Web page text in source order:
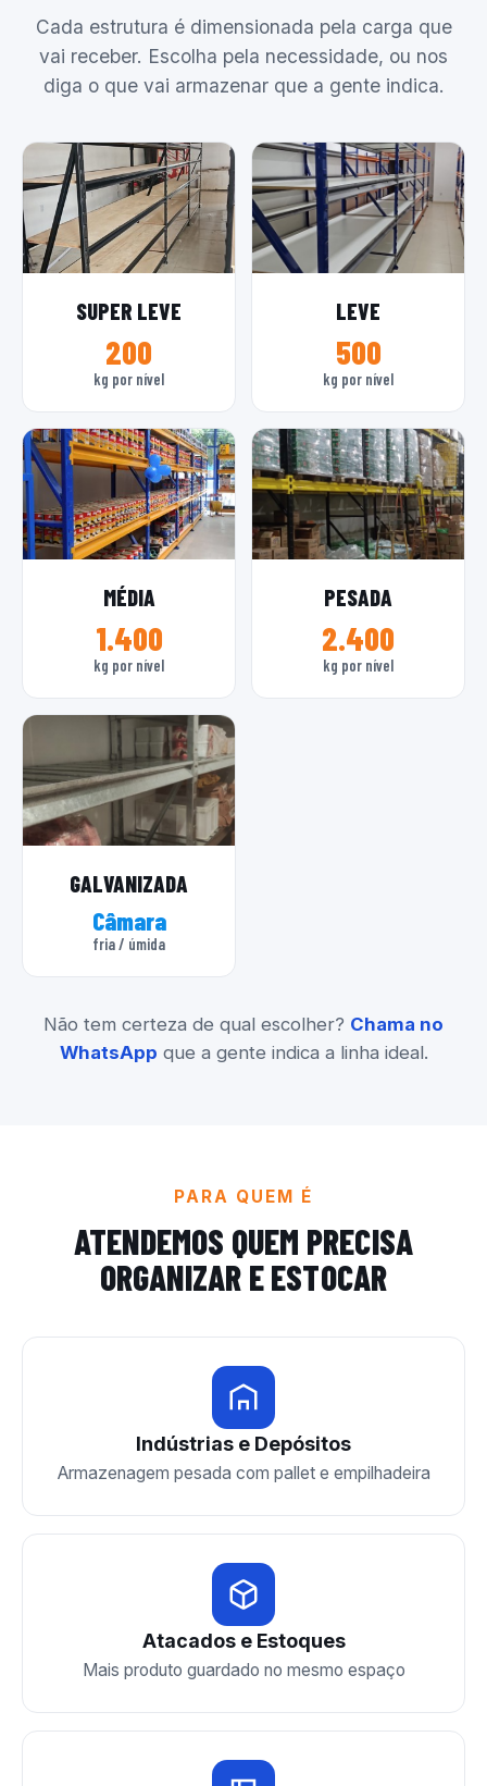
Cada estrutura é dimensionada pela carga que
vai receber. Escolha pela necessidade, ou nos
diga o que vai armazenar que a gente indica.
SUPER LEVE
200
kg por nível
LEVE
500
kg por nível
MÉDIA
1.400
kg por nível
PESADA
2.400
kg por nível
GALVANIZADA
Câmara
fria / úmida
Não tem certeza de qual escolher? Chama no
WhatsApp que a gente indica a linha ideal.
PARA QUEM É
ATENDEMOS QUEM PRECISA
ORGANIZAR E ESTOCAR
Indústrias e Depósitos
Armazenagem pesada com pallet e empilhadeira
Atacados e Estoques
Mais produto guardado no mesmo espaço